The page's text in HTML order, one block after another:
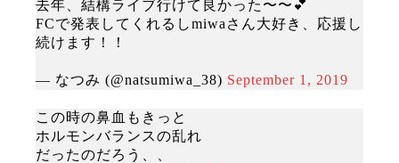
去年、結構ライブ行けて良かった〜〜💕
FCで発表してくれるしmiwaさん大好き、応援し
続けます！！
— なつみ (@natsumiwa_38) September 1, 2019
この時の鼻血もきっと
ホルモンバランスの乱れ
だったのだろう、、